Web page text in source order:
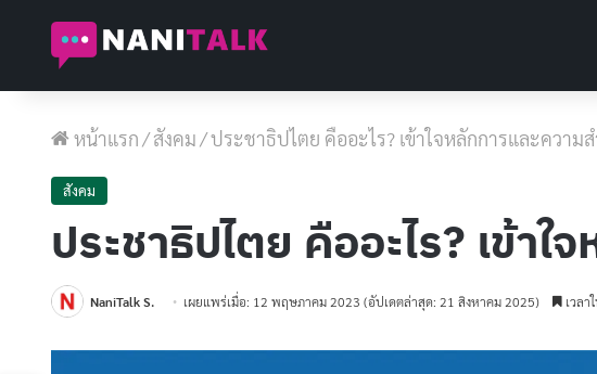
หน้าแรก/สังคม/ประชาธิปไตย คืออะไร? เข้าใจหลักการและความ
สังคม
ประชาธิปไตย คืออะไร? เข้า
NaniTalk S. เผยแพร่เมื่อ: 12 พฤษภาคม 2023 (อัปเดตล่าสุด: 21 สิงหาคม 2025) เวล